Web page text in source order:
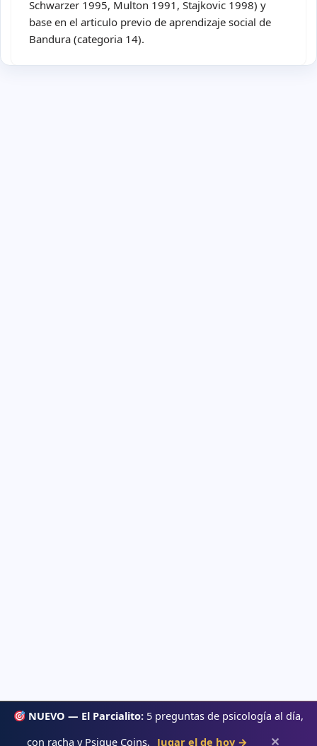
Schwarzer 1995, Multon 1991, Stajkovic 1998) y
base en el articulo previo de aprendizaje social de
Bandura (categoria 14).
NUEVO — El Parcialito:5 preguntas de psicología al día,
con racha y Psique Coins. Jugar el de hoy → ✕